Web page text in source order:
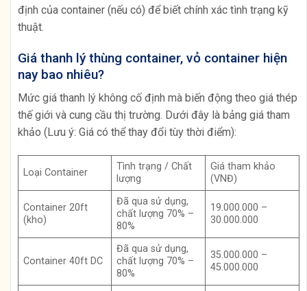
định của container (nếu có) để biết chính xác tình trạng kỹ
thuật.
Giá thanh lý thùng container, vỏ container hiện
nay bao nhiêu?
Mức giá thanh lý không cố định mà biến động theo giá thép
thế giới và cung cầu thị trường. Dưới đây là bảng giá tham
khảo (Lưu ý: Giá có thể thay đổi tùy thời điểm):
Loại Container
Tình trạng / Chất
lượng
Giá tham khảo
(VNĐ)
Container 20ft
(kho)
Đã qua sử dụng,
chất lượng 70% –
80%
19.000.000 –
30.000.000
Container 40ft DC
Đã qua sử dụng,
chất lượng 70% –
80%
35.000.000 –
45.000.000